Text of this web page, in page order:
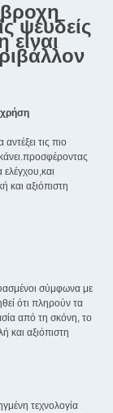
ψευδείς
χρήση
τις πιο
και αξιόπιστη
σύμφωνα με
ότι πληρούν τα
από τη σκόνη, το
και αξιόπιστη
τεχνολογία